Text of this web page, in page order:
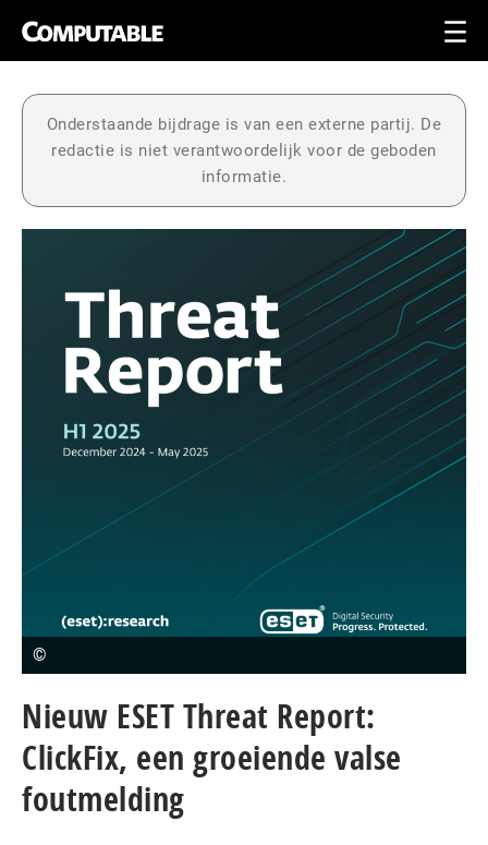
Onderstaande bijdrage is van een externe partij. De
redactie is niet verantwoordelijk voor de geboden
informatie.
©
Nieuw ESET Threat Report:
ClickFix, een groeiende valse
foutmelding